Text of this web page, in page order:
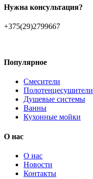
Нужна консультация?
+375(29)2799667
Популярное
Смесители
Полотенцесушители
Душевые системы
Ванны
Кухонные мойки
О нас
О нас
Новости
Контакты